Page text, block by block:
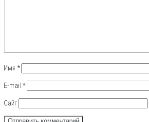
Имя *
E-mail *
Сайт